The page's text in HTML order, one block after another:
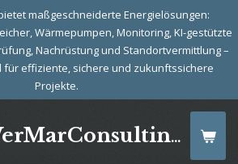
WerMarConsulting: Energie mit Zukunft
maßgeschneiderte Energielösungen:
Wärmepumpen, Monitoring, KI-gestützte
Nachrüstung und Standortvermittlung –
für effiziente, sichere und zukunftssichere
Projekte.